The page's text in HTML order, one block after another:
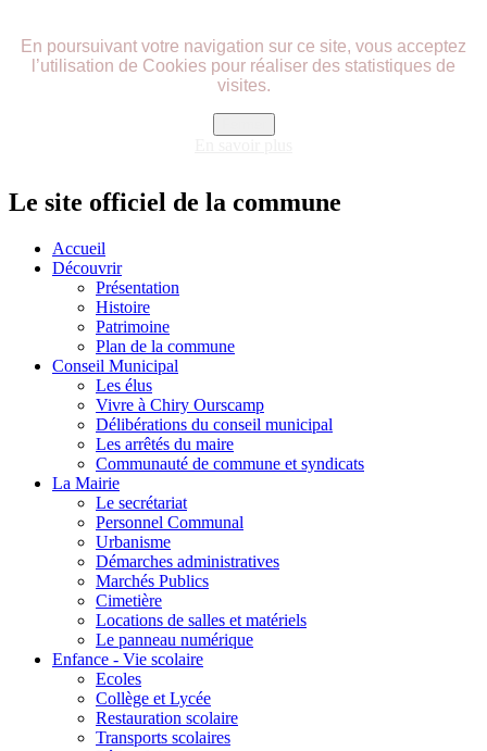
En poursuivant votre navigation sur ce site, vous acceptez
l’utilisation de Cookies pour réaliser des statistiques de
visites.
Le site officiel de la commune
Accueil
Découvrir
Présentation
Histoire
Patrimoine
Plan de la commune
Conseil Municipal
Les élus
Vivre à Chiry Ourscamp
Délibérations du conseil municipal
Les arrêtés du maire
Communauté de commune et syndicats
La Mairie
Le secrétariat
Personnel Communal
Urbanisme
Démarches administratives
Marchés Publics
Cimetière
Locations de salles et matériels
Le panneau numérique
Enfance - Vie scolaire
Ecoles
Collège et Lycée
Restauration scolaire
Transports scolaires